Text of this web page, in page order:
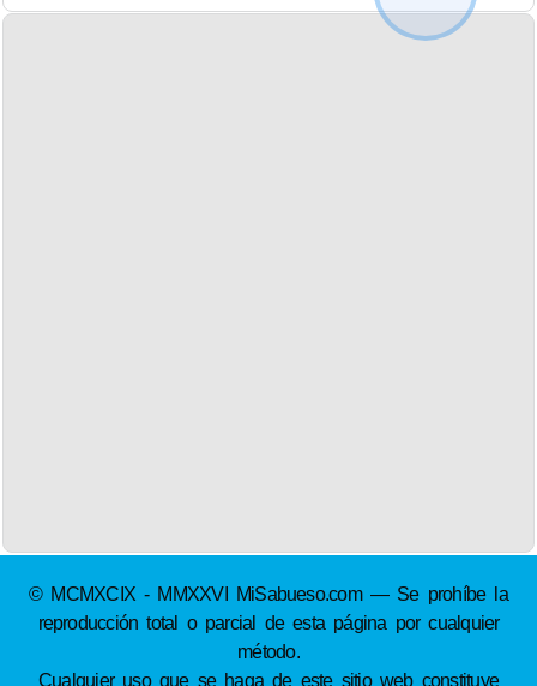
© MCMXCIX - MMXXVI MiSabueso.com — Se prohíbe la
reproducción total o parcial de esta página por cualquier
método.
Cualquier uso que se haga de este sitio web constituye